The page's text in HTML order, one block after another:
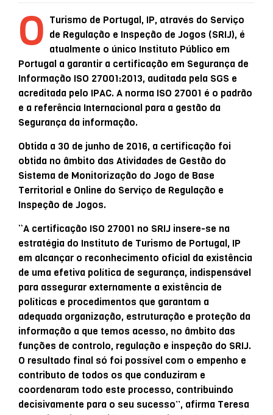
O Turismo de Portugal, IP, através do Serviço
de Regulação e Inspeção de Jogos (SRIJ), é
atualmente o único Instituto Público em
Portugal a garantir a certificação em Segurança de
Informação ISO 27001:2013, auditada pela SGS e
acreditada pelo IPAC. A norma ISO 27001 é o padrão
e a referência Internacional para a gestão da
Segurança da informação.
Obtida a 30 de junho de 2016, a certificação foi
obtida no âmbito das Atividades de Gestão do
Sistema de Monitorização do Jogo de Base
Territorial e Online do Serviço de Regulação e
Inspeção de Jogos.
“A certificação ISO 27001 no SRIJ insere-se na
estratégia do Instituto de Turismo de Portugal, IP
em alcançar o reconhecimento oficial da existência
de uma efetiva política de segurança, indispensável
para assegurar externamente a existência de
políticas e procedimentos que garantam a
adequada organização, estruturação e proteção da
informação a que temos acesso, no âmbito das
funções de controlo, regulação e inspeção do SRIJ.
O resultado final só foi possível com o empenho e
contributo de todos os que conduziram e
coordenaram todo este processo, contribuindo
decisivamente para o seu sucesso”, afirma Teresa